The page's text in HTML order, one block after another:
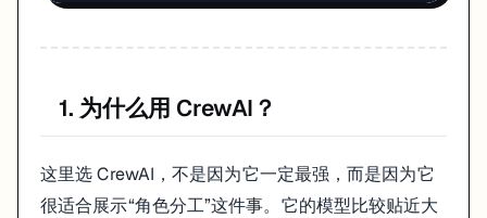
做什么
有没有不能碰的边界
如果目标是产出能上线、能被搜索引擎长期收录的文章，task 里最好再
1. 为什么用 CrewAI？
这里选 CrewAI，不是因为它一定最强，而是因为它
很适合展示“角色分工”这件事。它的模型比较贴近大